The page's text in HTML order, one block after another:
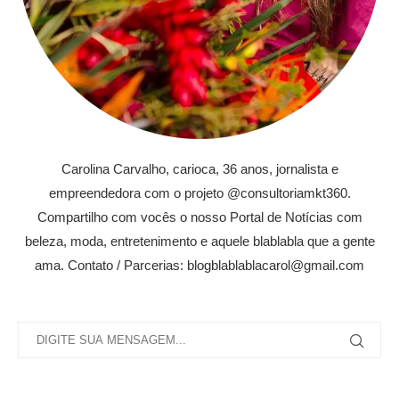
Carolina Carvalho, carioca, 36 anos, jornalista e
empreendedora com o projeto @consultoriamkt360.
Compartilho com vocês o nosso Portal de Notícias com
beleza, moda, entretenimento e aquele blablabla que a gente
ama. Contato / Parcerias: blogblablablacarol@gmail.com